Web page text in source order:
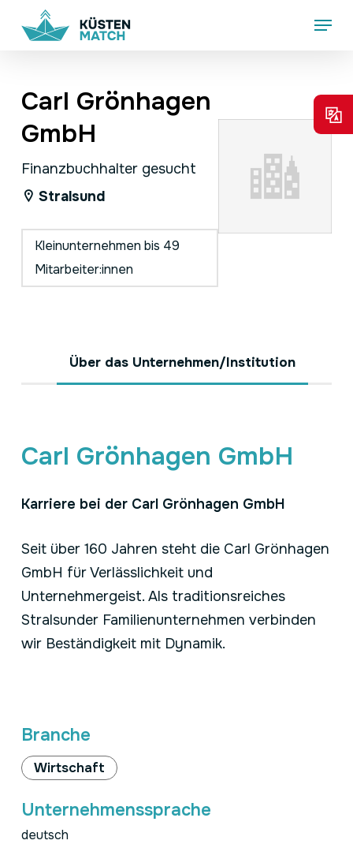
Menu
Carl Grönhagen
GmbH
Finanzbuchhalter gesucht
Stralsund
Kleinunternehmen bis 49
Mitarbeiter:innen
Über das Unternehmen/Institution
Carl Grönhagen GmbH
Karriere bei der Carl Grönhagen GmbH
Seit über 160 Jahren steht die Carl Grönhagen
GmbH für Verlässlichkeit und
Unternehmergeist. Als traditionsreiches
Stralsunder Familienunternehmen verbinden
wir Beständigkeit mit Dynamik.
Branche
Wirtschaft
Unternehmenssprache
deutsch